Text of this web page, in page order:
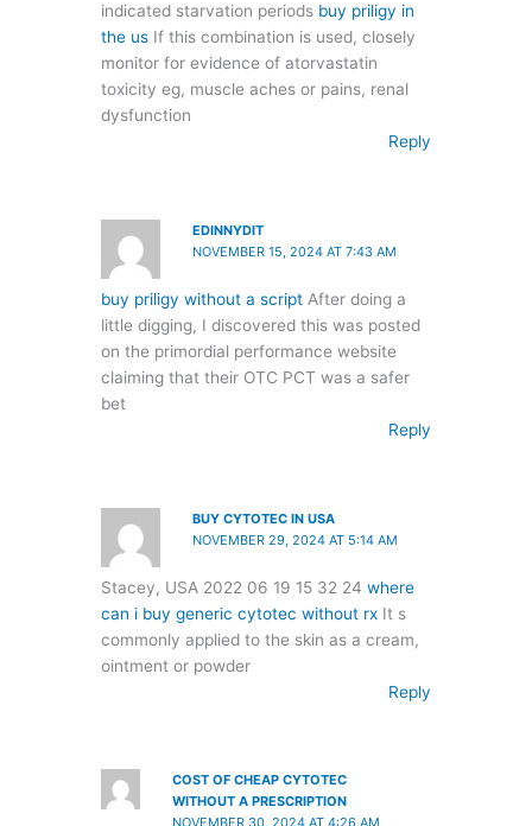
indicated starvation periods buy priligy in
the usIf this combination is used, closely
monitor for evidence of atorvastatin
toxicity eg, muscle aches or pains, renal
dysfunction
Reply
EDINNYDIT
NOVEMBER 15, 2024 AT 7:43 AM
buy priligy without a scriptAfter doing a
little digging, I discovered this was posted
on the primordial performance website
claiming that their OTC PCT was a safer
bet
Reply
BUY CYTOTEC IN USA
NOVEMBER 29, 2024 AT 5:14 AM
Stacey, USA 2022 06 19 15 32 24 where
can i buy generic cytotec without rxIt s
commonly applied to the skin as a cream,
ointment or powder
Reply
COST OF CHEAP CYTOTEC
WITHOUT A PRESCRIPTION